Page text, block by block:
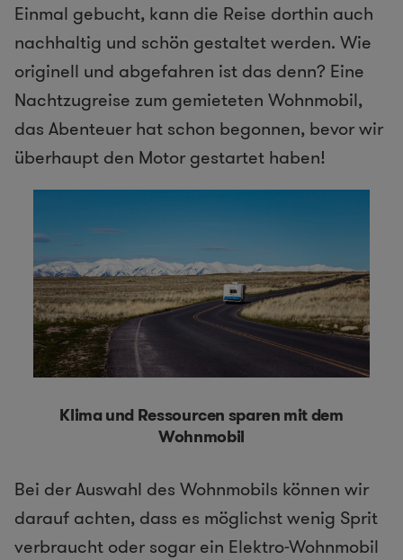
Einmal gebucht, kann die Reise dorthin auch
nachhaltig und schön gestaltet werden. Wie
originell und abgefahren ist das denn? Eine
Nachtzugreise zum gemieteten Wohnmobil,
das Abenteuer hat schon begonnen, bevor wir
überhaupt den Motor gestartet haben!
Klima und Ressourcen sparen mit dem
Wohnmobil
Bei der Auswahl des Wohnmobils können wir
darauf achten, dass es möglichst wenig Sprit
verbraucht oder sogar ein Elektro-Wohnmobil